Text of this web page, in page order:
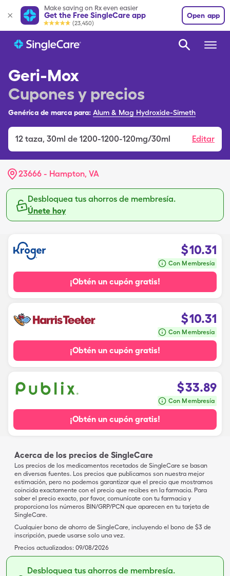
Make saving on Rx even easier
Get the Free SingleCare app
(23,450)
Open app
Geri-Mox
Cupones y precios
Genérica de marca para: Alum & Mag Hydroxide-Simeth
12 taza, 30ml de 1200-1200-120mg/30ml Editar
23666 - Hampton, VA
Desbloquea tus ahorros de membresía.
Únete hoy
$10.31
Con Membresía
¡Obtén un cupón gratis!
$10.31
Con Membresía
¡Obtén un cupón gratis!
$33.89
Con Membresía
¡Obtén un cupón gratis!
Acerca de los precios de SingleCare
Los precios de los medicamentos recetados de SingleCare se basan
en diversas fuentes. Los precios que publicamos son nuestra mejor
estimación, pero no podemos garantizar que el precio que mostramos
coincida exactamente con el precio que recibes en la farmacia. Para
saber el precio exacto, por favor, comunícate con tu farmacia y
proporciona los números BIN/GRP/PCN que aparecen en tu tarjeta de
SingleCare.
Cualquier bono de ahorro de SingleCare, incluyendo el bono de $3 de
inscripción, puede usarse solo una vez.
Precios actualizados: 09/08/2026
Desbloquea tus ahorros de membresía.